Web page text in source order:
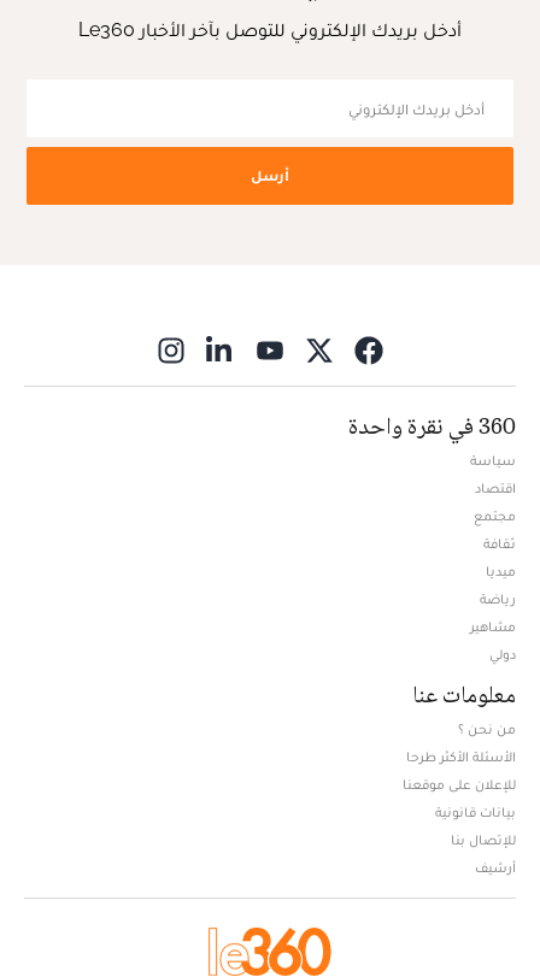
أدخل بريدك الإلكتروني للتوصل بآخر الأخبار Le360
أرسل
360 في نقرة واحدة
سياسة
اقتصاد
مجتمع
ثقافة
ميديا
رياضة
مشاهير
دولي
معلومات عنا
من نحن ؟
الأسئلة الأكثر طرحا
للإعلان على موقعنا
بيانات قانونية
للإتصال بنا
أرشيف